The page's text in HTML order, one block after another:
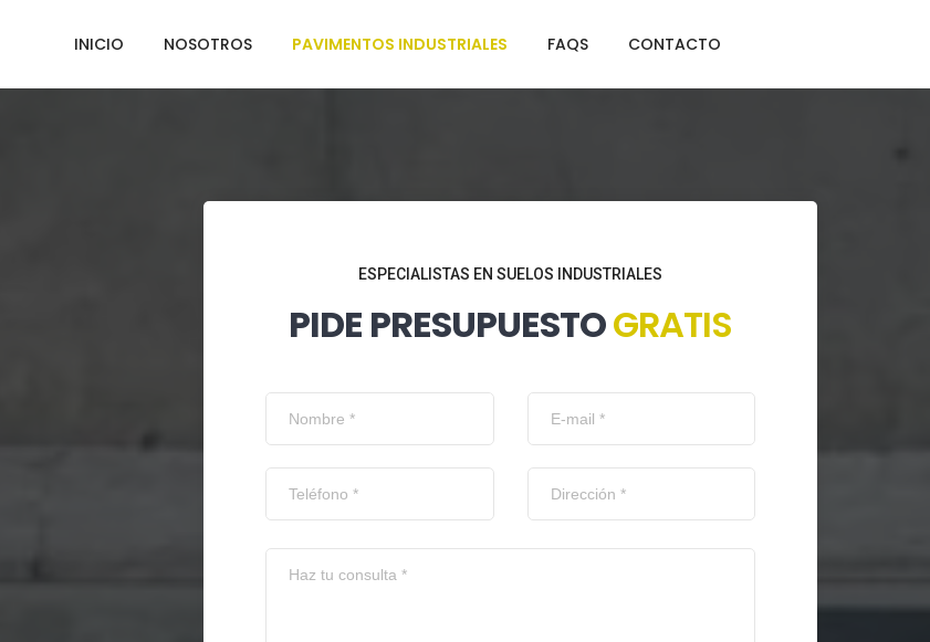
INICIO NOSOTROS PAVIMENTOS INDUSTRIALES FAQS CONTACTO
ESPECIALISTAS EN SUELOS INDUSTRIALES
PIDE PRESUPUESTOGRATIS